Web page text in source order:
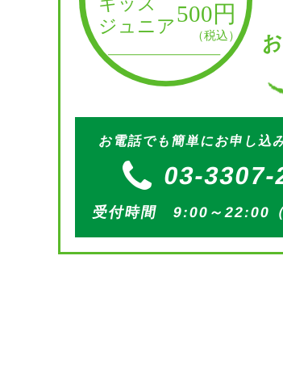
お電話でも簡単にお申し込
03-3307-
受付時間 9:00～22:00（